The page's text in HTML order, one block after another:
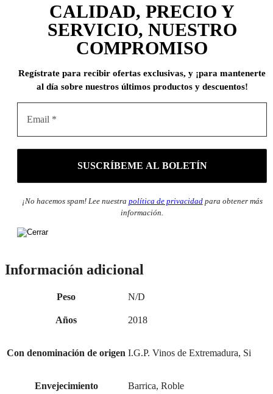
CALIDAD, PRECIO Y
SERVICIO, NUESTRO
COMPROMISO
Regístrate para recibir ofertas exclusivas, y ¡para mantenerte
al día sobre nuestros últimos productos y descuentos!
¡No hacemos spam! Lee nuestra política de privacidadpara obtener más
información.
Información adicional
Peso N/D
Años 2018
Con denominación de origen I.G.P. Vinos de Extremadura, Si
Envejecimiento Barrica, Roble